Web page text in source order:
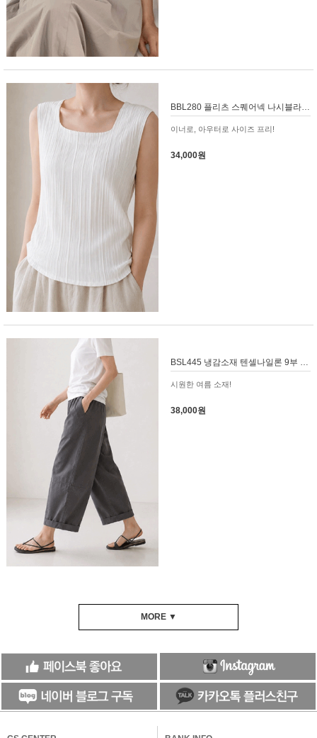
BBL280 플리츠 스퀘어넥 나시블라우스
이너로, 아우터로 사이즈 프리!
34,000원
시원한 여름 소재!
38,000원
MORE ▼